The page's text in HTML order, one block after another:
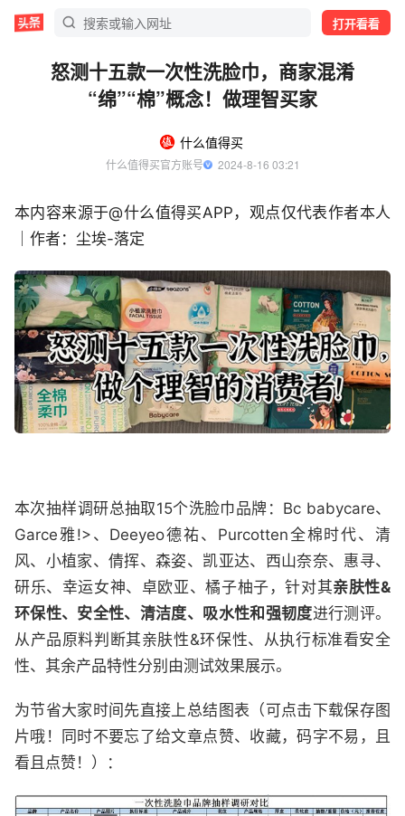
打开看看
怒测十五款一次性洗脸巾，商家混淆
“绵”“棉”概念！做理智买家
什么值得买
什么值得买官方账号
  2024-8-16 03:21
本内容来源于@什么值得买APP，观点仅代表作者本人
｜作者：尘埃-落定
本次抽样调研总抽取15个洗脸巾品牌：Bc babycare、
Garce雅!>、Deeyeo德祐、Purcotten全棉时代、清
风、小植家、倩挥、森姿、凯亚达、西山奈奈、惠寻、
研乐、幸运女神、卓欧亚、橘子柚子，针对其亲肤性&
环保性、安全性、清洁度、吸水性和强韧度进行测评。
从产品原料判断其亲肤性&环保性、从执行标准看安全
性、其余产品特性分别由测试效果展示。
为节省大家时间先直接上总结图表（可点击下载保存图
片哦！同时不要忘了给文章点赞、收藏，码字不易，且
看且点赞！）：